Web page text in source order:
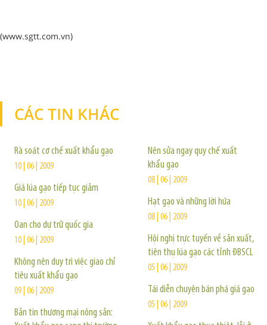
(www.sgtt.com.vn)
CÁC TIN KHÁC
Rà soát cơ chế xuất khẩu gạo
10 | 06 | 2009
Giá lúa gạo tiếp tục giảm
10 | 06 | 2009
Oan cho dự trữ quốc gia
10 | 06 | 2009
Không nên duy trì việc giao chỉ
tiêu xuất khẩu gạo
09 | 06 | 2009
Bản tin thương mại nông sản:
Nên sửa ngay quy chế xuất
khẩu gạo
08 | 06 | 2009
Hạt gạo và những lời hứa
08 | 06 | 2009
Hội nghị trực tuyến về sản xuất,
tiên thụ lúa gạo các tỉnh ĐBSCL
05 | 06 | 2009
Tái diễn chuyện bán phá giá gạo
05 | 06 | 2009